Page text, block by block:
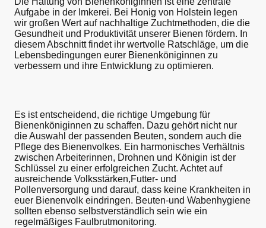
Aufgabe in der Imkerei. Bei Honig von Holstein legen
wir großen Wert auf nachhaltige Zuchtmethoden, die die
Gesundheit und Produktivität unserer Bienen fördern. In
diesem Abschnitt findet ihr wertvolle Ratschläge, um die
Lebensbedingungen eurer Bienenköniginnen zu
verbessern und ihre Entwicklung zu optimieren.
Es ist entscheidend, die richtige Umgebung für
Bienenköniginnen zu schaffen. Dazu gehört nicht nur
die Auswahl der passenden Beuten, sondern auch die
Pflege des Bienenvolkes. Ein harmonisches Verhältnis
zwischen Arbeiterinnen, Drohnen und Königin ist der
Schlüssel zu einer erfolgreichen Zucht. Achtet auf
ausreichende Volksstärken,Futter- und
Pollenversorgung und darauf, dass keine Krankheiten in
euer Bienenvolk eindringen. Beuten-und Wabenhygiene
sollten ebenso selbstverständlich sein wie ein
regelmäßiges Faulbrutmonitoring.